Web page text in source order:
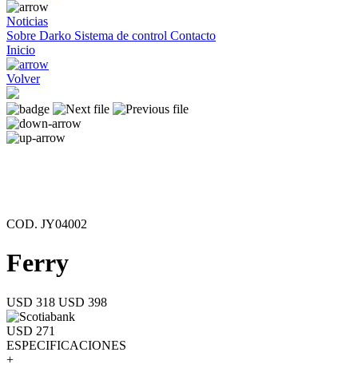
Noticias
Sobre Darko Sistema de control Contacto
Inicio
Volver
COD. JY04002
Ferry
USD 318 USD 398
USD 271
ESPECIFICACIONES
+